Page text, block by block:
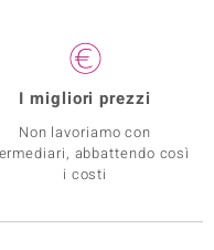
I migliori prezzi
Non lavoriamo con
abbattendo così
i costi